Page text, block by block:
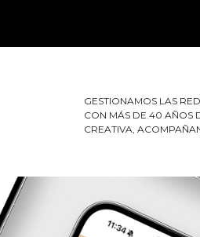
GESTIONAMOS LAS
CON MÁS DE 40 AÑOS
CREATIVA,